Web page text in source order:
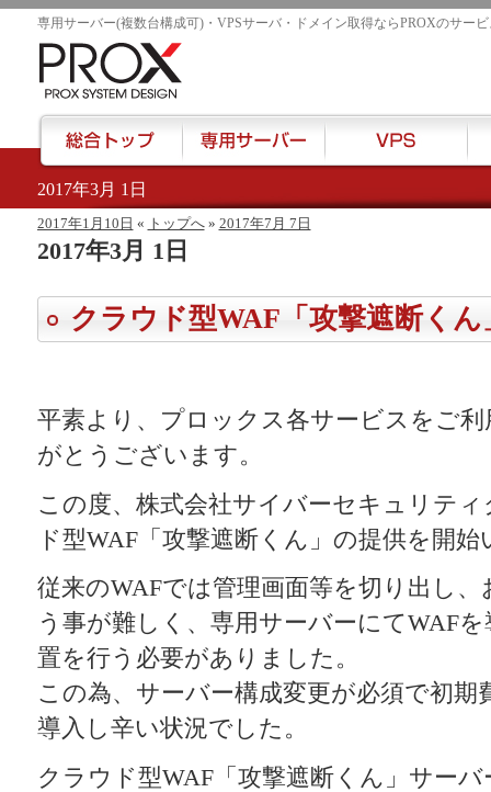
2017年3月 1日
専用サーバー(複数台構成可)・VPSサーバ・ドメイン取得ならPROXのサービ
2017年1月10日 « トップへ» 2017年7月 7日
2017年3月 1日
クラウド型WAF「攻撃遮断く
平素より、プロックス各サービスをご
がとうございます。
この度、株式会社サイバーセキュリテ
ド型WAF「攻撃遮断くん」の提供を開
従来のWAFでは管理画面等を切り出し
う事が難しく、専用サーバーにてWAF
置を行う必要がありました。
この為、サーバー構成変更が必須で初期
導入し辛い状況でした。
クラウド型WAF「攻撃遮断くん」サー
href="/">